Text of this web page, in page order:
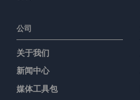
公司
关于我们
新闻中心
媒体工具包